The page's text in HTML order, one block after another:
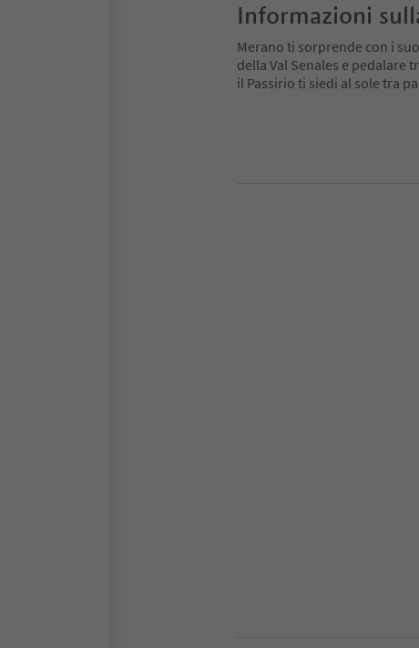
Informazioni
Merano ti sorprende con i
della Val Senales e pedalare
il Passirio ti siedi al sole tra